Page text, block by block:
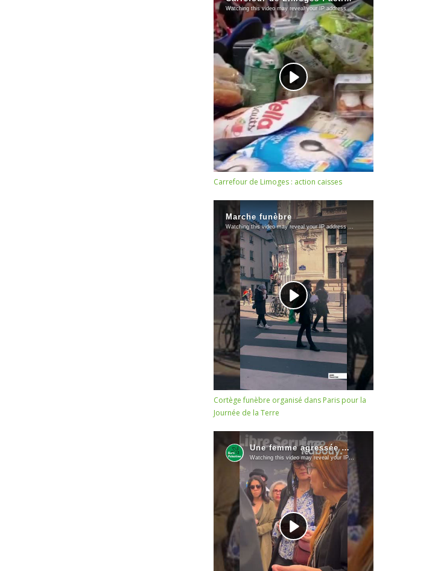
Carrefour de Limoges : action caisses
Cortège funèbre organisé dans Paris pour la
Journée de la Terre